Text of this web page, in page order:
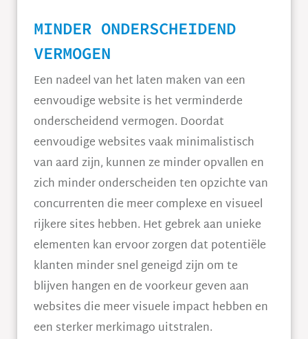
MINDER ONDERSCHEIDEND
VERMOGEN
Een nadeel van het laten maken van een
eenvoudige website is het verminderde
onderscheidend vermogen. Doordat
eenvoudige websites vaak minimalistisch
van aard zijn, kunnen ze minder opvallen en
zich minder onderscheiden ten opzichte van
concurrenten die meer complexe en visueel
rijkere sites hebben. Het gebrek aan unieke
elementen kan ervoor zorgen dat potentiële
klanten minder snel geneigd zijn om te
blijven hangen en de voorkeur geven aan
websites die meer visuele impact hebben en
een sterker merkimago uitstralen.